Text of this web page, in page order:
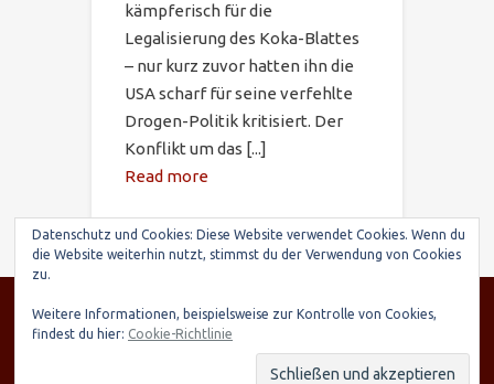
kämpferisch für die
Legalisierung des Koka-Blattes
– nur kurz zuvor hatten ihn die
USA scharf für seine verfehlte
Drogen-Politik kritisiert. Der
Konflikt um das [...]
Read more
Datenschutz und Cookies: Diese Website verwendet Cookies. Wenn du
die Website weiterhin nutzt, stimmst du der Verwendung von Cookies
zu.
Weitere Informationen, beispielsweise zur Kontrolle von Cookies,
findest du hier: Cookie-Richtlinie
© SARIRY Deutschland e.V., Seltenhornstr. 21,
84559 Kraiburg | Spendenkonto: Raiffeisenbank
9568 0000 7248 15, BIC: GENODEF1TAE